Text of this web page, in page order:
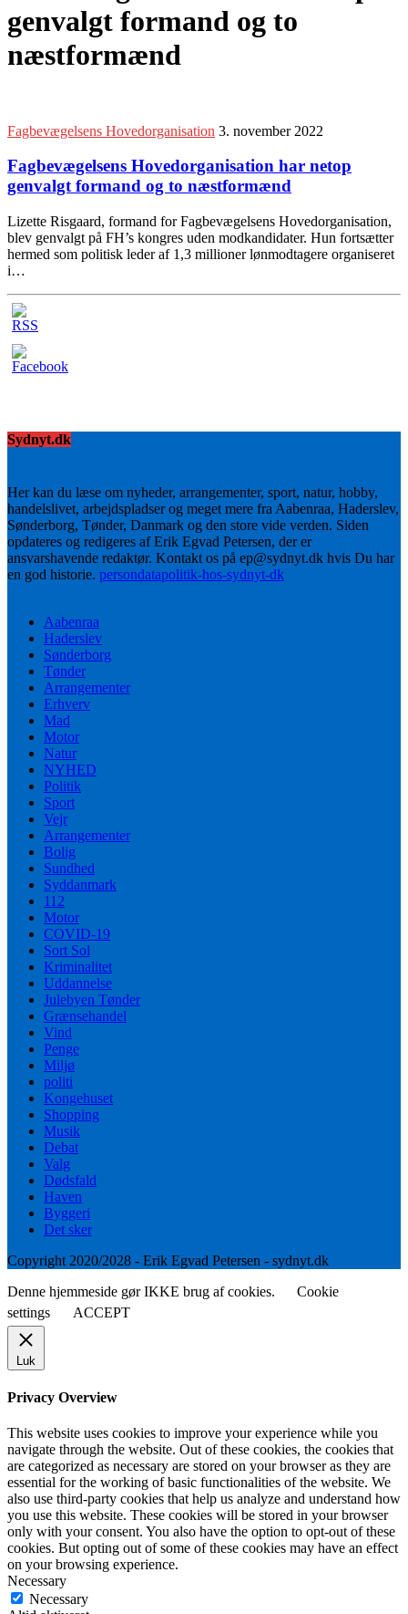
genvalgt formand og to
næstformænd
Fagbevægelsens Hovedorganisation 3. november 2022
Fagbevægelsens Hovedorganisation har netop
genvalgt formand og to næstformænd
Lizette Risgaard, formand for Fagbevægelsens Hovedorganisation,
blev genvalgt på FH’s kongres uden modkandidater. Hun fortsætter
hermed som politisk leder af 1,3 millioner lønmodtagere organiseret
i…
Sydnyt.dk
Her kan du læse om nyheder, arrangementer, sport, natur, hobby,
handelslivet, arbejdspladser og meget mere fra Aabenraa, Haderslev,
Sønderborg, Tønder, Danmark og den store vide verden. Siden
opdateres og redigeres af Erik Egvad Petersen, der er
ansvarshavende redaktør. Kontakt os på ep@sydnyt.dk hvis Du har
en god historie. persondatapolitik-hos-sydnyt-dk
Aabenraa
Haderslev
Sønderborg
Tønder
Arrangementer
Erhverv
Mad
Motor
Natur
NYHED
Politik
Sport
Vejr
Arrangementer
Bolig
Sundhed
Syddanmark
112
Motor
COVID-19
Sort Sol
Kriminalitet
Uddannelse
Julebyen Tønder
Grænsehandel
Vind
Penge
Miljø
politi
Kongehuset
Shopping
Musik
Debat
Valg
Dødsfald
Haven
Byggeri
Det sker
Copyright 2020/2028 - Erik Egvad Petersen - sydnyt.dk
Denne hjemmeside gør IKKE brug af cookies.
Cookie
settings
ACCEPT
Luk
Privacy Overview
This website uses cookies to improve your experience while you
navigate through the website. Out of these cookies, the cookies that
are categorized as necessary are stored on your browser as they are
essential for the working of basic functionalities of the website. We
also use third-party cookies that help us analyze and understand how
you use this website. These cookies will be stored in your browser
only with your consent. You also have the option to opt-out of these
cookies. But opting out of some of these cookies may have an effect
on your browsing experience.
Necessary
Necessary